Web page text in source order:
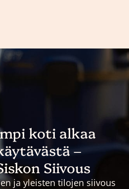
koti alkaa
–
Siivous
ja yleisten tilojen siivous